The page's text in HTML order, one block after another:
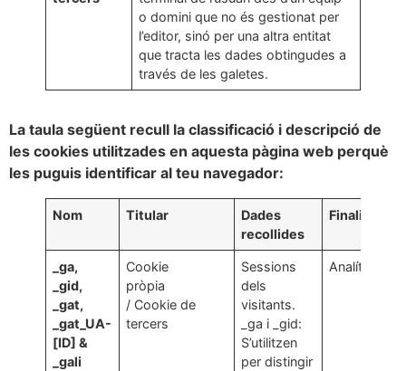
o domini que no és gestionat per
l’editor, sinó per una altra entitat
que tracta les dades obtingudes a
través de les galetes.
La taula següent recull la classificació i descripció de
les cookies utilitzades en aquesta pàgina web perquè
les puguis identificar al teu navegador:
Nom Titular
Dades
recollides
Finalitat
_ga,
_gid,
_gat,
_gat_UA-
[ID] &
_gali
Cookie
pròpia
/ Cookie de
tercers
Sessions
dels
visitants.
_ga i _gid:
S’utilitzen
per distingir
Analítica.